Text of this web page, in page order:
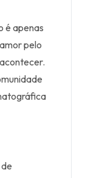
é apenas
pelo